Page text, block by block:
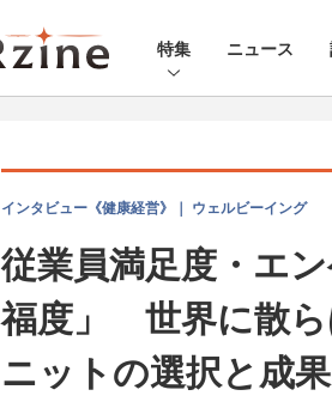
特集 ニュース
インタビュー《健康経営》｜ ウェルビーイング
従業員満足度・エ
福度」 世界に散
ニットの選択と成果